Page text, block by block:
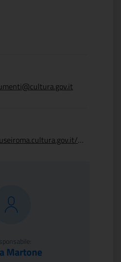
https://direzionemuseiroma.cultura.gov.it/museo-nazionale-degli-strumenti-musicali/
Martone